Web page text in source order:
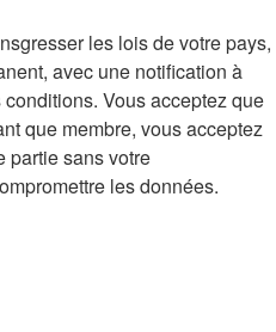
les lois de votre pays,
avec une notification à
Vous acceptez que
que membre, vous acceptez
partie sans votre
les données.